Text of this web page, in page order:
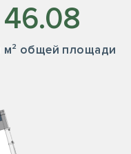
46.08
м² общей площади